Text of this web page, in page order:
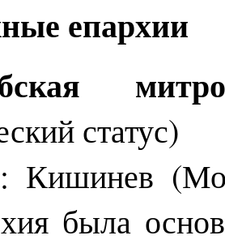
епархии
статус)
Кишинев
была